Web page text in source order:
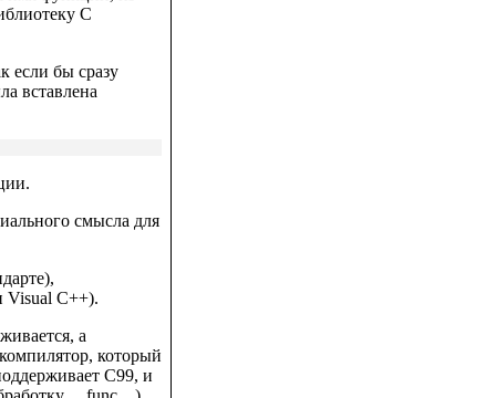
C
если бы сразу
вставлена
смысла для
Visual C++).
а
который
C99, и